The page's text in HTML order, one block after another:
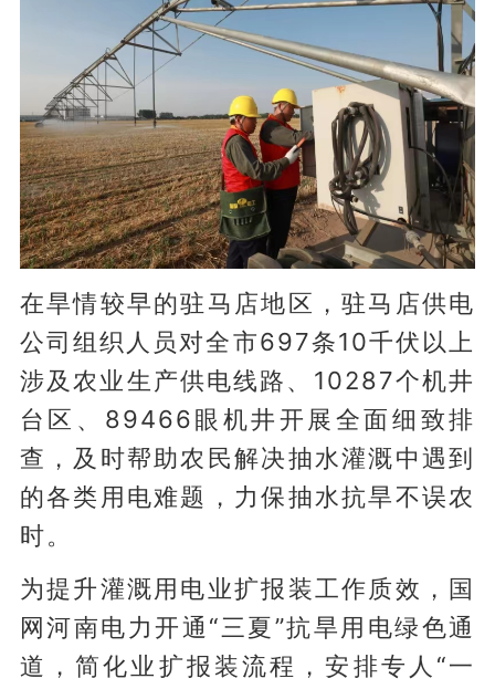
在旱情较早的驻马店地区，驻马店供电
公司组织人员对全市697条10千伏以上
涉及农业生产供电线路、10287个机井
台区、89466眼机井开展全面细致排
查，及时帮助农民解决抽水灌溉中遇到
的各类用电难题，力保抽水抗旱不误农
时。
为提升灌溉用电业扩报装工作质效，国
网河南电力开通“三夏”抗旱用电绿色通
道，简化业扩报装流程，安排专人“一